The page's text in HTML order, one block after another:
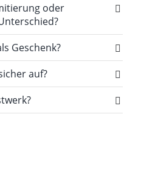
oder
Geschenk?
auf?